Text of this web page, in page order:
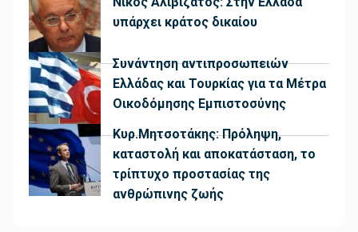
υπάρχει κράτος δικαίου
Συνάντηση αντιπροσωπειών
Ελλάδας και Τουρκίας για τα Μέτρα
Οικοδόμησης Εμπιστοσύνης
Κυρ.Μητσοτάκης: Πρόληψη,
καταστολή και αποκατάσταση, το
τρίπτυχο προστασίας της
ανθρώπινης ζωής